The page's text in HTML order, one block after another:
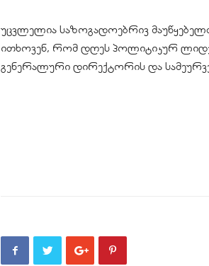
უცვლელია საზოგადოებრივ
ითხოვენ, რომ დღეს პოლიტიკურ
გენერალური დირექტორის და